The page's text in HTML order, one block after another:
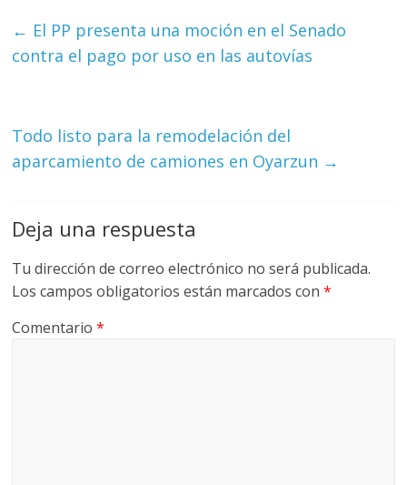
P
O
Y
G
A
← El PP presenta una moción en el Senado
contra el pago por uso en las autovías
Todo listo para la remodelación del
aparcamiento de camiones en Oyarzun →
Deja una respuesta
Tu dirección de correo electrónico no será publicada.
Los campos obligatorios están marcados con*
Comentario*